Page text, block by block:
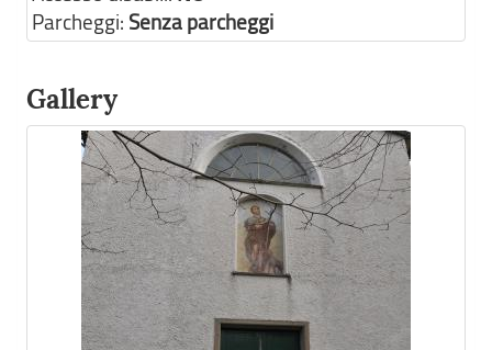
Parcheggi: Senza parcheggi
Gallery